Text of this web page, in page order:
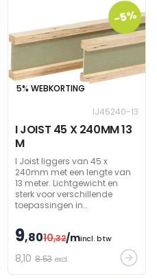
-5%
5% WEBKORTING
IJ45240-13
I JOIST 45 X 240MM 13
M
I Joist liggers van 45 x
240mm met een lengte van
13 meter. Lichtgewicht en
sterk voor verschillende
toepassingen in
9,8010,32/mincl. btw
8,10 8.53 excl.